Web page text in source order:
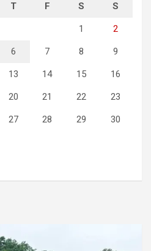
T F S S
1 2
6 7 8 9
13 14 15 16
20 21 22 23
27 28 29 30